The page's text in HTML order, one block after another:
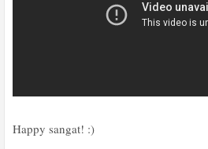
Happy sangat! :)